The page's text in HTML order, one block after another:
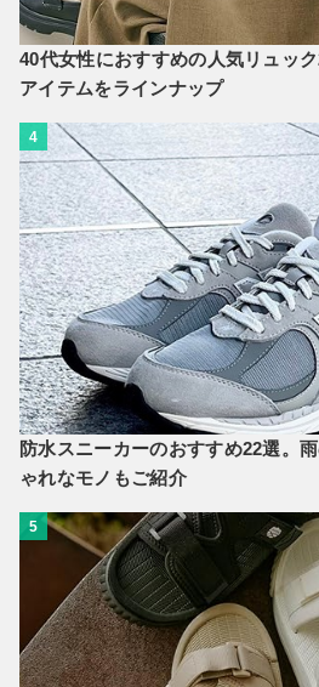
40代女性におすすめの人気リュッ
アイテムをラインナップ
4
防水スニーカーのおすすめ22選。
ゃれなモノもご紹介
5